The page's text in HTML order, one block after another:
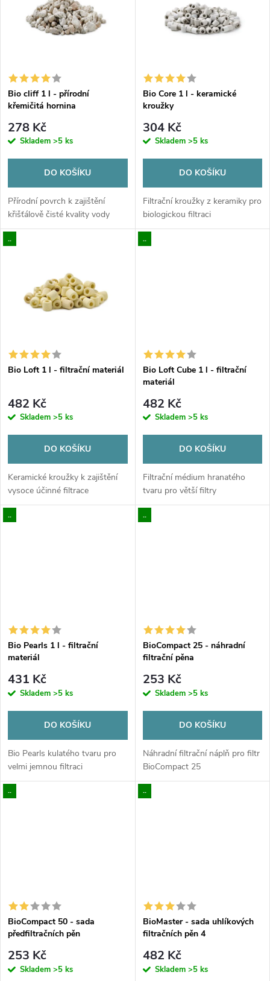
í
p
r
o
d
u
k
Abecedně
s
p
r
d
u
Bio cliff 1 l - přírodní
křemičitá hornina
278 Kč
Skladem >5 ks
DO KOŠÍKU
Přírodní povrch k zajištění
křišťálově čisté kvality vody
Bio Core 1 l - keramické
kroužky
304 Kč
Skladem >5 ks
DO KOŠÍKU
Filtrační kroužky z keramiky pro
biologickou filtraci
..
Bio Loft 1 l - filtrační materiál
482 Kč
Skladem >5 ks
DO KOŠÍKU
Keramické kroužky k zajištění
vysoce účinné filtrace
..
Bio Loft Cube 1 l - filtrační
materiál
482 Kč
Skladem >5 ks
DO KOŠÍKU
Filtrační médium hranatého
tvaru pro větší filtry
..
Bio Pearls 1 l - filtrační
materiál
431 Kč
Skladem >5 ks
DO KOŠÍKU
Bio Pearls kulatého tvaru pro
velmi jemnou filtraci
..
BioCompact 25 - náhradní
filtrační pěna
253 Kč
Skladem >5 ks
DO KOŠÍKU
Náhradní filtrační náplň pro filtr
BioCompact 25
..
BioCompact 50 - sada
předfiltračních pěn
253 Kč
Skladem >5 ks
..
BioMaster - sada uhlíkových
filtračních pěn 4
482 Kč
Skladem >5 ks